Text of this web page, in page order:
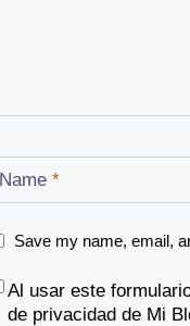
Name*
Save my name, email,
Al usar este
de privacidad de Mi